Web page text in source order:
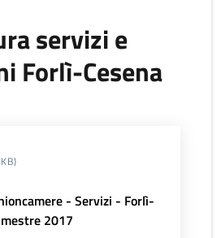
servizi e
Forlì-Cesena
- Servizi - Forlì-
2017